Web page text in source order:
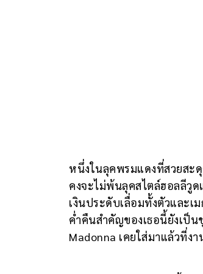
หนึ่งในลุคพรมแดงที่สวยสะ
คงจะไม่พ้นลุคสไตล์ฮอลลีวู
เงินประดับเลื่อมทั้งตัวและ
ค่ำคืนสำคัญของเธอนี้ยังเป็น
Madonna เคยใส่มาแล้วที่ง